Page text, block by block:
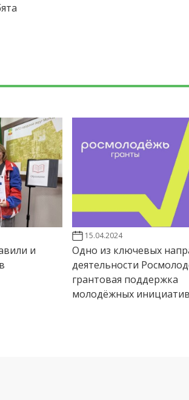
и
15.04.2024
Одно из ключевых
деятельности
грантовая поддержка
молодёжных